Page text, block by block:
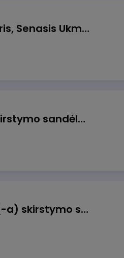
Prekių surinkėjas (-a) - pickeris, Senasis Ukmergės kelias 8, Avižieniai
Sandėlio darbuotojas (-a) skirstymo sandėlyje
Užsakymų komplektuotojas (-a) skirstymo sandėlyje